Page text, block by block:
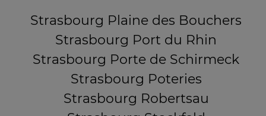
Strasbourg Plaine des Bouchers
Strasbourg Port du Rhin
Strasbourg Porte de Schirmeck
Strasbourg Poteries
Strasbourg Robertsau